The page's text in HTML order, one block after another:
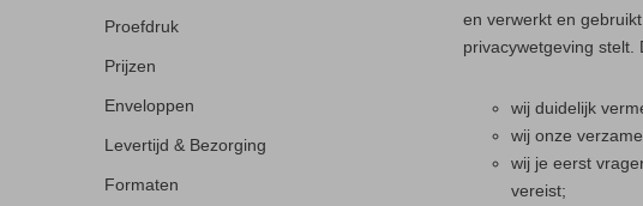
Proefdruk
Prijzen
Enveloppen
Levertijd & Bezorging
Formaten
en verwerkt en
privacywetgeving stelt.
wij duidelijk
wij onze
wij je eerst
vereist;